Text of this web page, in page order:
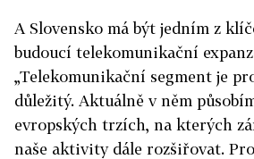
A Slovensko má být jedním z
budoucí telekomunikační
„Telekomunikační segment je
důležitý. Aktuálně v něm
evropských trzích, na kterých
naše aktivity dále rozšiřovat.